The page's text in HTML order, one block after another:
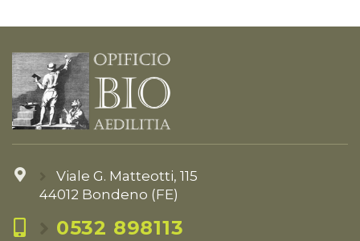
Viale G. Matteotti, 115
44012 Bondeno (FE)
0532 898113